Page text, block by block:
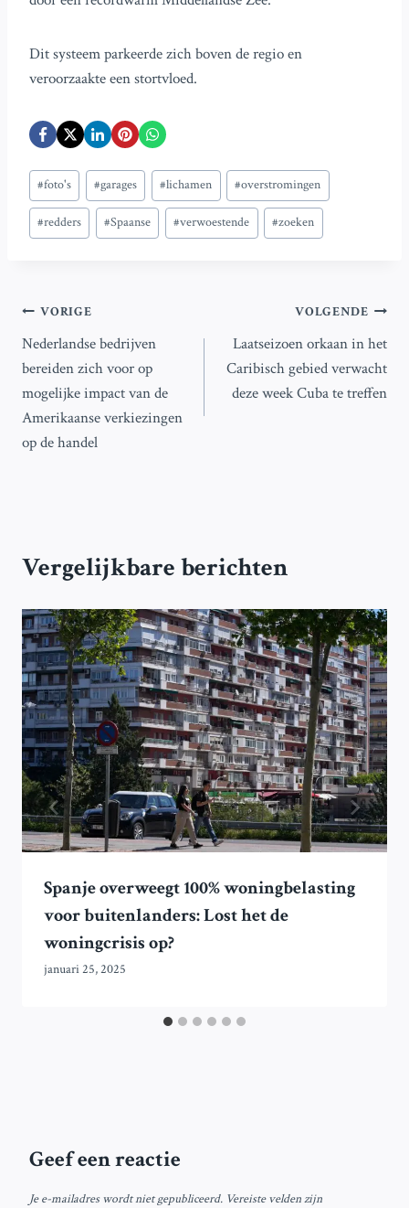
Dit systeem parkeerde zich boven de regio en
veroorzaakte een stortvloed.
Bericht
tags:
#foto's #garages #lichamen #overstromingen
#redders #Spaanse #verwoestende #zoeken
Bericht
navigatie
VORIGE
Nederlandse bedrijven
bereiden zich voor op
mogelijke impact van de
Amerikaanse verkiezingen
op de handel
VOLGENDE
Laatseizoen orkaan in het
Caribisch gebied verwacht
deze week Cuba te treffen
Vergelijkbare berichten
Spanje overweegt 100% woningbelasting
voor buitenlanders: Lost het de
woningcrisis op?
januari 25, 2025
Geef een reactie
Je e-mailadres wordt niet gepubliceerd. Vereiste velden zijn